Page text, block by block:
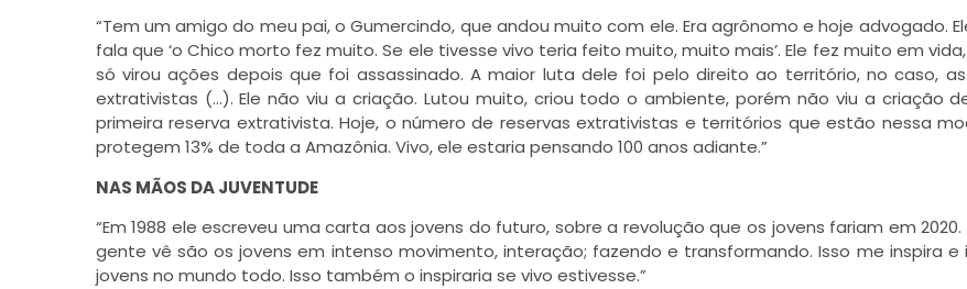
“Tem um amigo do meu pai, o Gumercindo, que andou muito com ele. Era agrônomo e hoje advogado.
fala que ‘o Chico morto fez muito. Se ele tivesse vivo teria feito muito, muito mais’. Ele fez muito em
só virou ações depois que foi assassinado. A maior luta dele foi pelo direito ao território, no caso,
extrativistas (…). Ele não viu a criação. Lutou muito, criou todo o ambiente, porém não viu a criação
primeira reserva extrativista. Hoje, o número de reservas extrativistas e territórios que estão nessa
protegem 13% de toda a Amazônia. Vivo, ele estaria pensando 100 anos adiante.”
NAS MÃOS DA JUVENTUDE
“Em 1988 ele escreveu uma carta aos jovens do futuro, sobre a revolução que os jovens fariam em 2020.
gente vê são os jovens em intenso movimento, interação; fazendo e transformando. Isso me inspira e
jovens no mundo todo. Isso também o inspiraria se vivo estivesse.”